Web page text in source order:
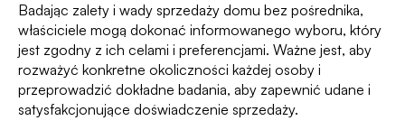
Badając zalety i wady sprzedaży domu bez pośrednika,
właściciele mogą dokonać informowanego wyboru, który
jest zgodny z ich celami i preferencjami. Ważne jest, aby
rozważyć konkretne okoliczności każdej osoby i
przeprowadzić dokładne badania, aby zapewnić udane i
satysfakcjonujące doświadczenie sprzedaży.